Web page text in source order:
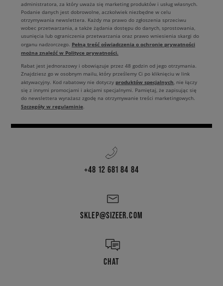
administratora, za który uważa się marketing produktów i usług własnych.
Podanie danych jest dobrowolne, aczkolwiek niezbędne w celu
otrzymywania newslettera. Każdy ma prawo do zgłoszenia sprzeciwu
wobec przetwarzania, a także żądania dostępu do danych, sprostowania,
usunięcia lub ograniczenia przetwarzania oraz prawo wniesienia skargi do
organu nadzorczego. Pełną treść oświadczenia o ochronie prywatności
można znaleźć w Polityce prywatności.
Rabat jest jednorazowy i obowiązuje przez 48 godzin od jego otrzymania.
Znajdziesz go w osobnym mailu, który prześlemy Ci po kliknięciu w link
aktywacyjny. Kod rabatowy nie dotyczy produktów specjalnych, nie łączy
się z innymi promocjami i akcjami specjalnymi. Pamiętaj, że zapisując się
do newslettera wyrażasz zgodę na otrzymywanie treści marketingowych.
Szczegóły w regulaminie.
+48 12 681 84 84
SKLEP@SIZEER.COM
CHAT